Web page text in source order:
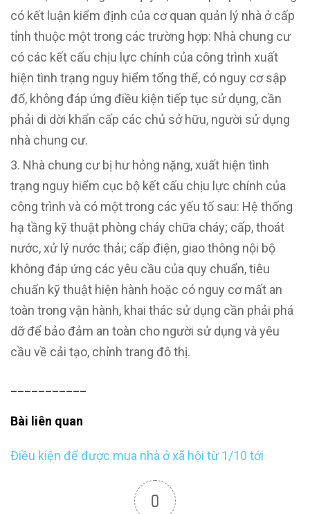
có kết luận kiểm định của cơ quan quản lý nhà ở cấp
tỉnh thuộc một trong các trường hợp: Nhà chung cư
có các kết cấu chịu lực chính của công trình xuất
hiện tình trạng nguy hiểm tổng thể, có nguy cơ sập
đổ, không đáp ứng điều kiện tiếp tục sử dụng, cần
phải di dời khẩn cấp các chủ sở hữu, người sử dụng
nhà chung cư.
Nhà chung cư bị hư hỏng nặng, xuất hiện tình
trạng nguy hiểm cục bộ kết cấu chịu lực chính của
công trình và có một trong các yếu tố sau: Hệ thống
hạ tầng kỹ thuật phòng cháy chữa cháy; cấp, thoát
nước, xử lý nước thải; cấp điện, giao thông nội bộ
không đáp ứng các yêu cầu của quy chuẩn, tiêu
chuẩn kỹ thuật hiện hành hoặc có nguy cơ mất an
toàn trong vận hành, khai thác sử dụng cần phải phá
dỡ để bảo đảm an toàn cho người sử dụng và yêu
cầu về cải tạo, chỉnh trang đô thị.
___________
Bài liên quan
Điều kiện để được mua nhà ở xã hội từ 1/10 tới
0